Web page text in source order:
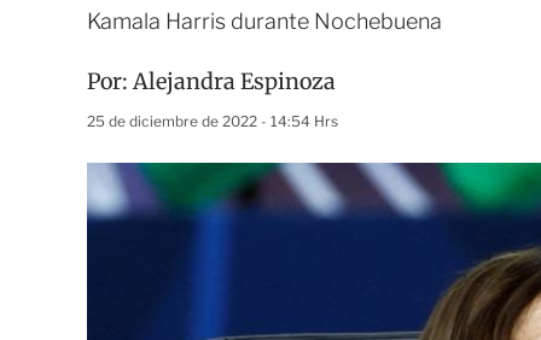
Kamala Harris durante Nochebuena
Por:Alejandra Espinoza
25 de diciembre de 2022 - 14:54 Hrs